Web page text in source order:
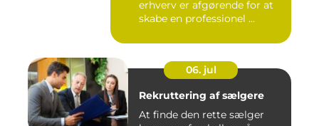
erhverv er afgørende for at
skabe en professionel ...
06. jul
Rekruttering af sælgere
At finde den rette sælger